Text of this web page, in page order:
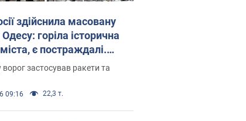
здійснила масовану
горіла історична
є постраждалі.
застосував ракети та
09:16 22,3 т.